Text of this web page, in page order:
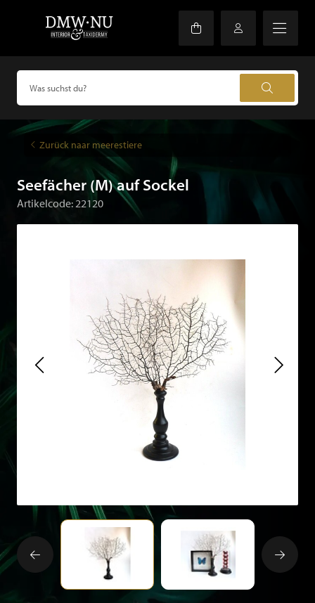
Zurück naar meerestiere
Seefächer (M) auf Sockel
Artikelcode: 22120